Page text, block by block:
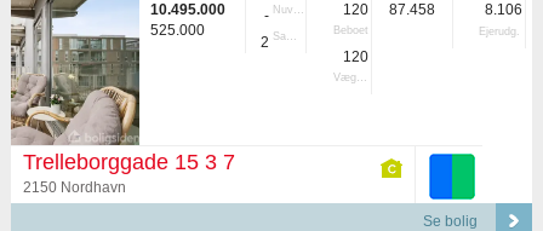
10.495.000
525.000
- Nuvær.
2 Samlet
120
Beboet
120
Vægtet
87.458 8.106
Ejerudg.
Trelleborggade 15 3 7
2150 Nordhavn
Se bolig